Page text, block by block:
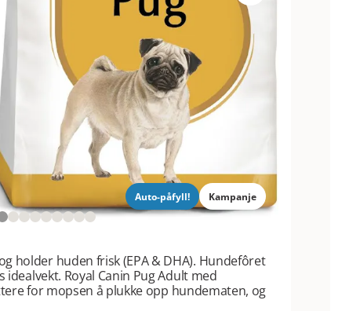
Auto-påfyll! Kampanje
holder huden frisk (EPA & DHA). Hundefôret
Royal Canin Pug Adult med
for mopsen å plukke opp hundematen, og